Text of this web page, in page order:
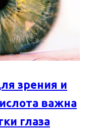
зрения и
важна
глаза